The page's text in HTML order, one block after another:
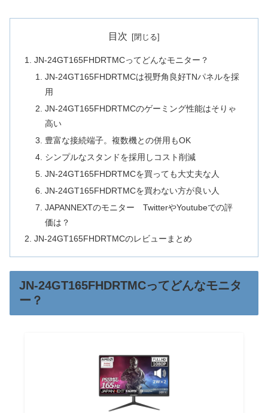
目次
JN-24GT165FHDRTMCってどんなモニター？
JN-24GT165FHDRTMCは視野角良好TNパネルを採
用
JN-24GT165FHDRTMCのゲーミング性能はそりゃ
高い
豊富な接続端子。複数機との併用もOK
シンプルなスタンドを採用しコスト削減
JN-24GT165FHDRTMCを買っても大丈夫な人
JN-24GT165FHDRTMCを買わない方が良い人
JAPANNEXTのモニター TwitterやYoutubeでの評
価は？
JN-24GT165FHDRTMCのレビューまとめ
JN-24GT165FHDRTMCってどんなモニタ
ー？